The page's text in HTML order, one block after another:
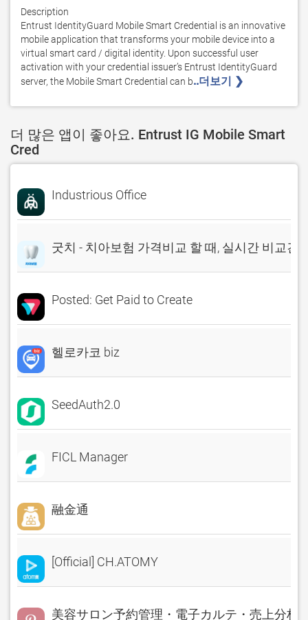
Description
Entrust IdentityGuard Mobile Smart Credential is an innovative
mobile application that transforms your mobile device into a
virtual smart card / digital identity. Upon successful user
activation with your credential issuer’s Entrust IdentityGuard
server, the Mobile Smart Credential can b..더보기 ❯
더 많은 앱이 좋아요. Entrust IG Mobile Smart
Cred
Industrious Office
굿치 - 치아보험 가격비교 할 때, 실시간 비교견
Posted: Get Paid to Create
헬로카코 biz
SeedAuth2.0
FICL Manager
融金通
[Official] CH.ATOMY
美容サロン予約管理・電子カルテ・売上分析